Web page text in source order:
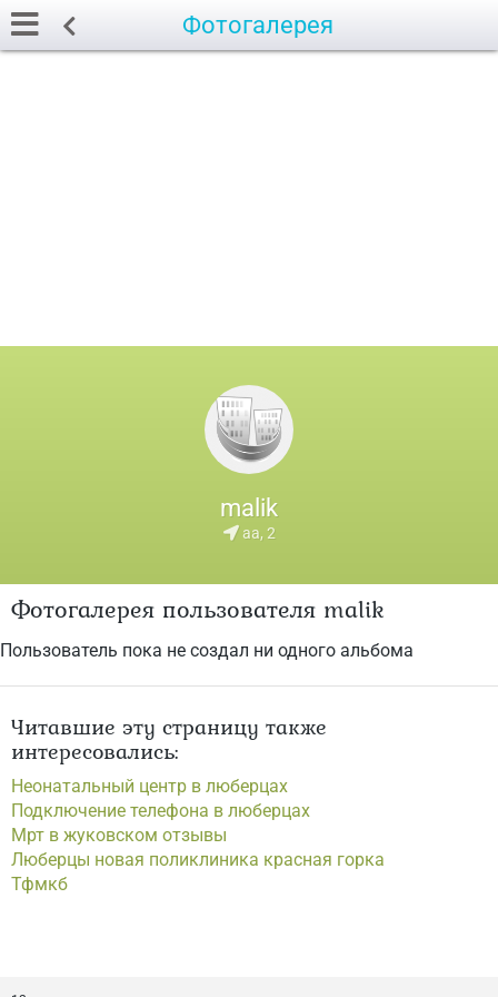
Фотогалерея
malik
aa, 2
Фотогалерея пользователя malik
Пользователь пока не создал ни одного альбома
Читавшие эту страницу также
интересовались:
Неонатальный центр в люберцах
Подключение телефона в люберцах
Мрт в жуковском отзывы
Люберцы новая поликлиника красная горка
Тфмкб